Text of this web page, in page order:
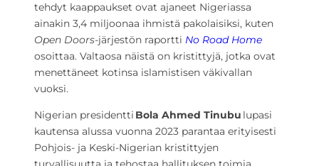
tehdyt kaappaukset ovat ajaneet Nigeriassa
ainakin 3,4 miljoonaa ihmistä pakolaisiksi, kuten
Open Doors-järjestön raportti No Road Home
osoittaa. Valtaosa näistä on kristittyjä, jotka ovat
menettäneet kotinsa islamistisen väkivallan
vuoksi.
Nigerian presidentti Bola Ahmed Tinubu lupasi
kautensa alussa vuonna 2023 parantaa erityisesti
Pohjois- ja Keski-Nigerian kristittyjen